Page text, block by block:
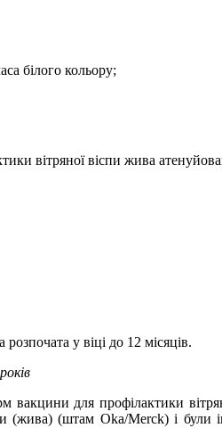
білого кольору;
вітряної віспи жива
у віці до 12 місяців.
вакцини для профілактики
(жива) (штам Oka/Merck) і